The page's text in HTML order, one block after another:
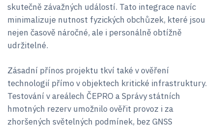
skutečně závažných událostí. Tato integrace navíc
minimalizuje nutnost fyzických obchůzek, které jsou
nejen časově náročné, ale i personálně obtížně
udržitelné.
Zásadní přínos projektu tkví také v ověření
technologií přímo v objektech kritické infrastruktury.
Testování v areálech ČEPRO a Správy státních
hmotných rezerv umožnilo ověřit provoz i za
zhoršených světelných podmínek, bez GNSS